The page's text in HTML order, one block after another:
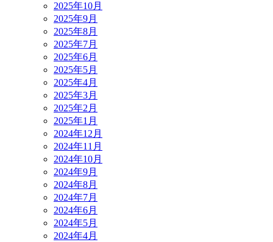
2025年10月
2025年9月
2025年8月
2025年7月
2025年6月
2025年5月
2025年4月
2025年3月
2025年2月
2025年1月
2024年12月
2024年11月
2024年10月
2024年9月
2024年8月
2024年7月
2024年6月
2024年5月
2024年4月